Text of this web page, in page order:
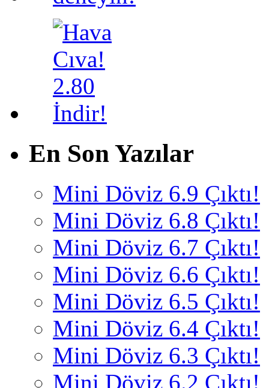
En Son Yazılar
Mini Döviz 6.9 Çıktı!
Mini Döviz 6.8 Çıktı!
Mini Döviz 6.7 Çıktı!
Mini Döviz 6.6 Çıktı!
Mini Döviz 6.5 Çıktı!
Mini Döviz 6.4 Çıktı!
Mini Döviz 6.3 Çıktı!
Mini Döviz 6.2 Çıktı!